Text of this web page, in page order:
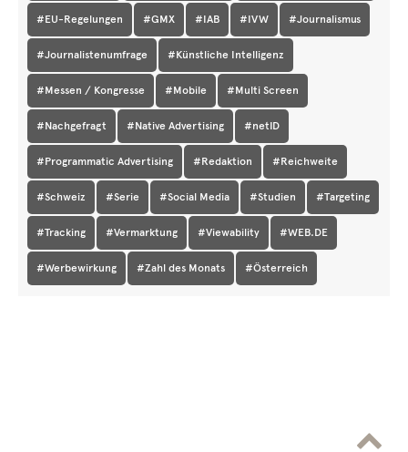
#EU-Regelungen #GMX #IAB #IVW #Journalismus
#Journalistenumfrage #Künstliche Intelligenz
#Messen / Kongresse #Mobile #Multi Screen
#Nachgefragt #Native Advertising #netID
#Programmatic Advertising #Redaktion #Reichweite
#Schweiz #Serie #Social Media #Studien #Targeting
#Tracking #Vermarktung #Viewability #WEB.DE
#Werbewirkung #Zahl des Monats #Österreich
